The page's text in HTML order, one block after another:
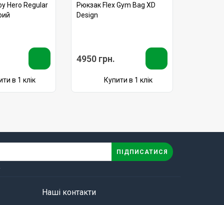
Hero Regular
в 1 клік
Рюкзак Flex Gym Bag XD
Design
4950 грн.
Купити в 1 клік
ПІДПИСАТИСЯ
Наші контакти